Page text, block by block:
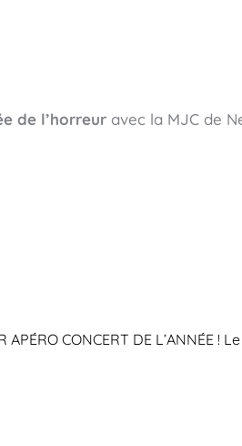
de l’horreuravec la MJC de
APÉRO CONCERT DE L’ANNÉE !